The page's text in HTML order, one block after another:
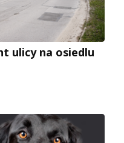
ulicy na osiedlu